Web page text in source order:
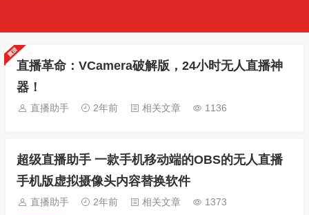
直播革命：VCamera破解版，24小时无人直播神
器！
直播助手 2年前 相关文章 1136
超级直播助手 一款手机移动端的OBS的无人直播
手机版虚拟摄像头内容替换软件
直播助手 2年前 相关文章 1373